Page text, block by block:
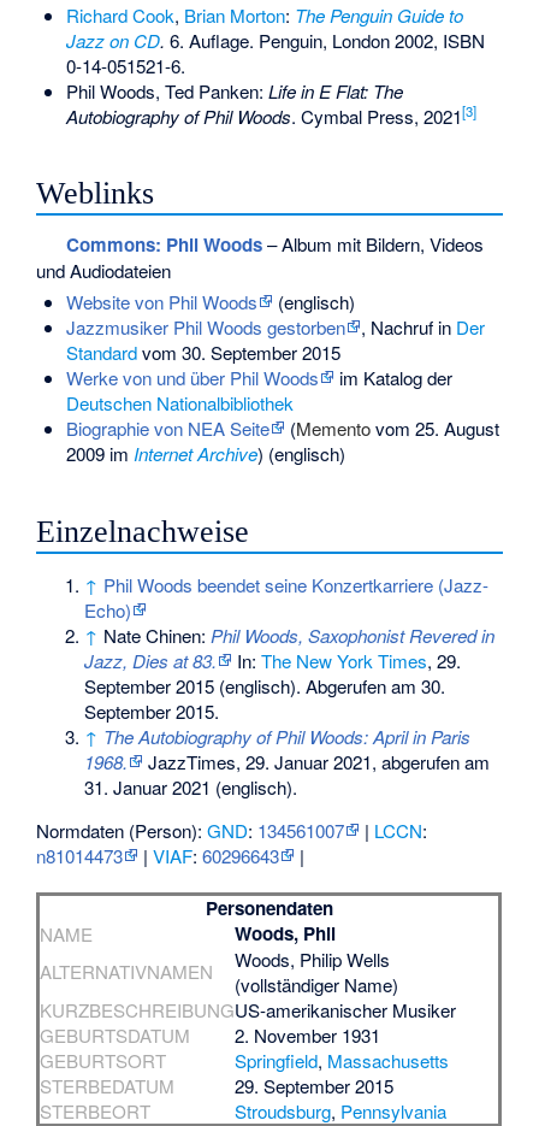
Richard Cook, Brian Morton: The Penguin Guide to
Jazz on CD. 6. Auflage. Penguin, London 2002, ISBN
0-14-051521-6.
Phil Woods, Ted Panken: Life in E Flat: The
Autobiography of Phil Woods. Cymbal Press, 2021[3]
Weblinks
Commons: Phil Woods– Album mit Bildern, Videos
und Audiodateien
Website von Phil Woods
(englisch)
Jazzmusiker Phil Woods gestorben
, Nachruf in Der
Standardvom 30. September 2015
Werke von und über Phil Woods
im Katalog der
Deutschen Nationalbibliothek
Biographie von NEA Seite
(Mementovom 25. August
2009 im Internet Archive) (englisch)
Einzelnachweise
↑ Phil Woods beendet seine Konzertkarriere (Jazz-
Echo)
↑ Nate Chinen: Phil Woods, Saxophonist Revered in
Jazz, Dies at 83.
In:The New York Times, 29.
September 2015 (englisch). Abgerufen am 30.
September 2015.
↑ The Autobiography of Phil Woods: April in Paris
1968.
JazzTimes, 29. Januar 2021, abgerufen am
31. Januar 2021 (englisch).
Normdaten (Person):GND: 134561007 | LCCN:
n81014473
|VIAF:60296643 |
Personendaten
NAME Woods, Phil
ALTERNATIVNAMEN
Woods, Philip Wells
(vollständiger Name)
KURZBESCHREIBUNGUS-amerikanischer Musiker
GEBURTSDATUM
2. November 1931
GEBURTSORT
Springfield, Massachusetts
STERBEDATUM
29. September 2015
STERBEORT
Stroudsburg, Pennsylvania